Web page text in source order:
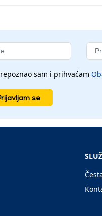
sam i prihvaćam
se